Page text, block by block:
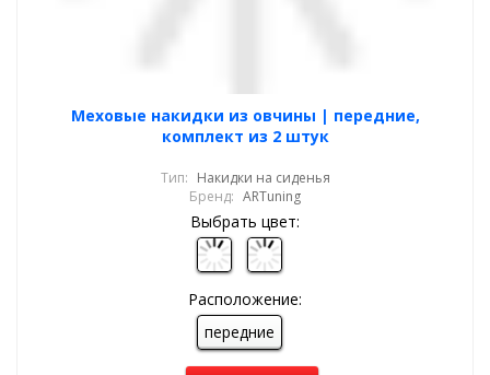
Меховые накидки из овчины | передние,
комплект из 2 штук
Тип: Накидки на сиденья
Бренд: ARTuning
Выбрать цвет:
Расположение:
передние